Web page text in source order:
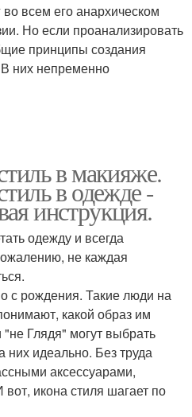
всем его анархическом
Но если проанализировать
принципы создания
них непременно
в макияже.
в одежде -
инструкция.
одежду и всегда
не каждая
с рождения. Такие люди на
какой образ им
Глядя" могут выбрать
них идеально. Без труда
аксессуарами,
икона стиля шагает по